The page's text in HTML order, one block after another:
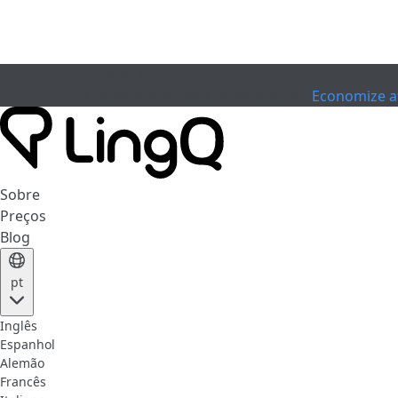
Economize
Sobre
Preços
Blog
pt
Inglês
Espanhol
Alemão
Francês